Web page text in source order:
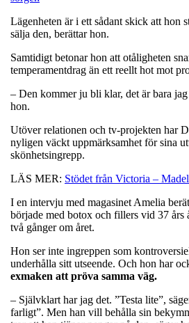
Lägenheten är i ett sådant skick att hon
sälja den, berättar hon.
Samtidigt betonar hon att otåligheten
temperamentdrag än ett reellt hot mot
– Den kommer ju bli klar, det är bara
hon.
Utöver relationen och tv-projekten har
nyligen väckt uppmärksamhet för sina
skönhetsingrepp.
LÄS MER: Stödet från Victoria –
I en intervju med magasinet Amelia
började med botox och fillers vid 37 års
två gånger om året.
Hon ser inte ingreppen som
underhålla sitt utseende. Och hon har
exmaken att pröva samma väg.
– Självklart har jag det. ”Testa lite”,
farligt”. Men han vill behålla sin